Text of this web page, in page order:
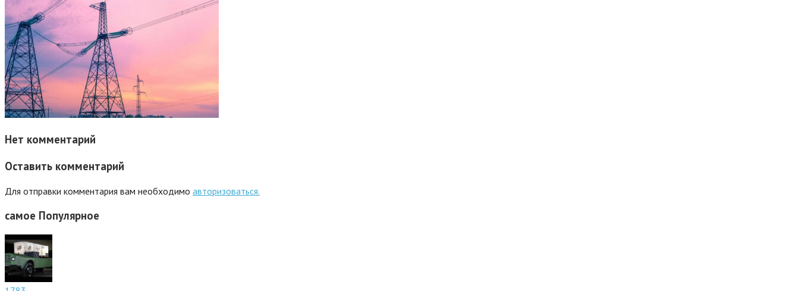
Нет комментарий
Оставить комментарий
Для отправки комментария вам необходимо авторизоваться.
самое Популярное